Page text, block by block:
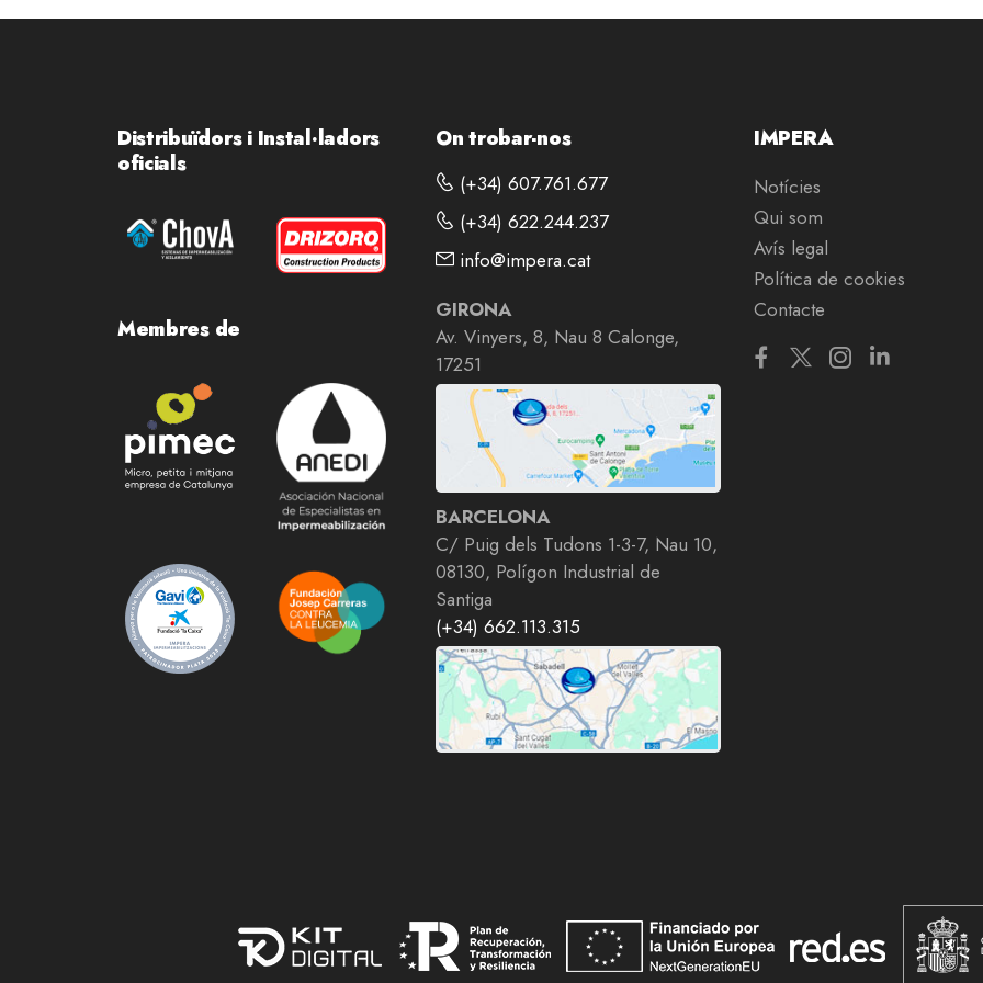
Distribuïdors i Instal·ladors
oficials
Membres de
On trobar-nos
(+34) 607.761.677
(+34) 622.244.237
info@impera.cat
GIRONA
Av. Vinyers, 8, Nau 8 Calonge,
17251
BARCELONA
C/ Puig dels Tudons 1-3-7, Nau 10,
08130, Polígon Industrial de
Santiga
(+34) 662.113.315
IMPERA
Notícies
Qui som
Avís legal
Política de cookies
Contacte